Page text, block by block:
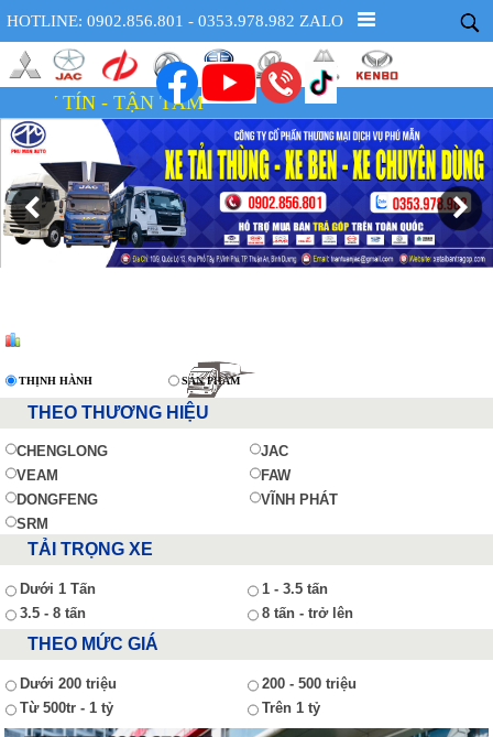
HOTLINE: 0902.856.801 - 0353.978.982 ZALO
THỊNH HÀNH SẢN PHẨM
THEO THƯƠNG HIỆU
CHENGLONG
JAC
VEAM
FAW
DONGFENG
VĨNH PHÁT
SRM
TẢI TRỌNG XE
Dưới 1 Tấn
1 - 3.5 tấn
3.5 - 8 tấn
8 tấn - trở lên
THEO MỨC GIÁ
Dưới 200 triệu
200 - 500 triệu
Từ 500tr - 1 tỷ
Trên 1 tỷ